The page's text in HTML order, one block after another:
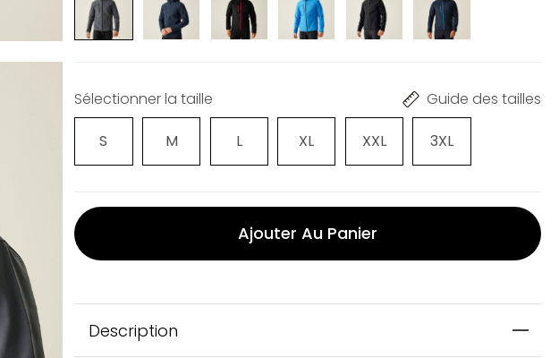
Sélectionner la taille Guide des tailles
S M L XL XXL 3XL
Ajouter Au Panier
Description